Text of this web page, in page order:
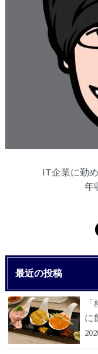
IT企業に勤
年
最近の投稿
に